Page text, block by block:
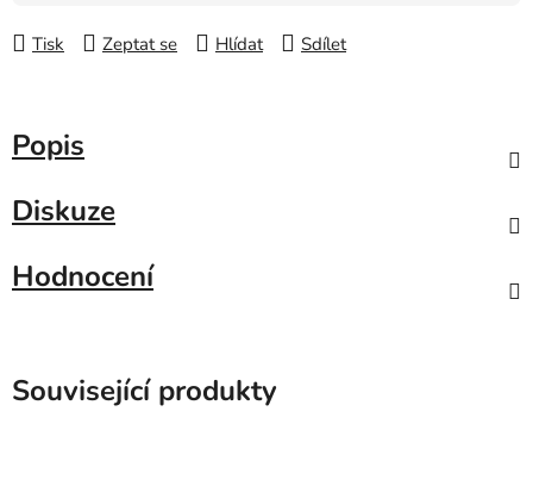
Tisk Zeptat se Hlídat Sdílet
Popis
Diskuze
Hodnocení
Související produkty